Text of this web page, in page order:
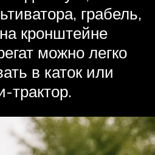
грабель,
кронштейне
можно легко
в каток или